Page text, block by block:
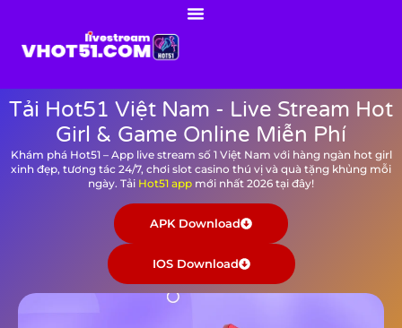
Tải Hot51 Việt Nam - Live Stream Hot
Girl & Game Online Miễn Phí
Khám phá Hot51 – App live stream số 1 Việt Nam với hàng ngàn hot girl
xinh đẹp, tương tác 24/7, chơi slot casino thú vị và quà tặng khủng mỗi
ngày. Tải Hot51 app mới nhất 2026 tại đây!
APK Download
IOS Download